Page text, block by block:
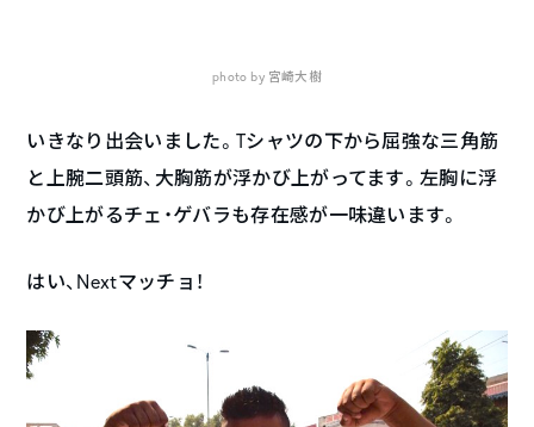
photo by 宮崎大樹
いきなり出会いました。Tシャツの下から屈強な三角筋
と上腕二頭筋、大胸筋が浮かび上がってます。左胸に浮
かび上がるチェ・ゲバラも存在感が一味違います。
はい、Nextマッチョ！